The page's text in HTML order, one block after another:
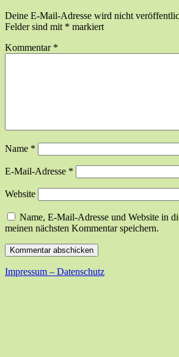
Deine E-Mail-Adresse wird nicht
Felder sind mit * markiert
Kommentar *
Name *
E-Mail-Adresse *
Website
Name, E-Mail-Adresse und Website in
meinen nächsten Kommentar speichern.
Impressum – Datenschutz